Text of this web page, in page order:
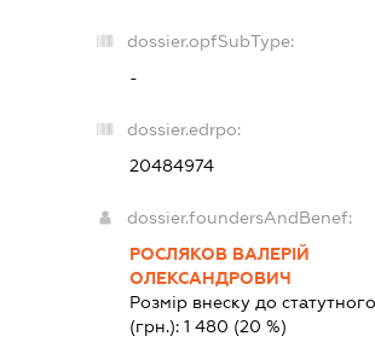
dossier.opfSubType:
-
dossier.edrpo:
20484974
dossier.foundersAndBenef:
РОСЛЯКОВ ВАЛЕРІЙ
ОЛЕКСАНДРОВИЧ
Розмір внеску до
(грн.): 1 480 (20 %)